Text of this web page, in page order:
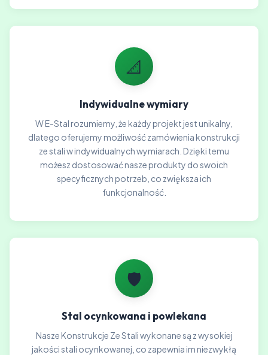
📐
Indywidualne wymiary
W E-Stal rozumiemy, że każdy projekt jest unikalny,
dlatego oferujemy możliwość zamówienia konstrukcji
ze stali w indywidualnych wymiarach. Dzięki temu
możesz dostosować nasze produkty do swoich
specyficznych potrzeb, co zwiększa ich
funkcjonalność.
🛡️
Stal ocynkowana i powlekana
Nasze Konstrukcje Ze Stali wykonane są z wysokiej
jakości stali ocynkowanej, co zapewnia im niezwykłą